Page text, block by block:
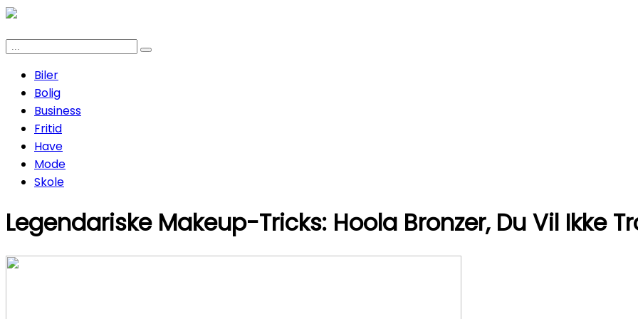
Biler
Bolig
Business
Fritid
Have
Mode
Skole
Legendariske Makeup-Tricks: Hoola Bronzer, Du Vil Ikke